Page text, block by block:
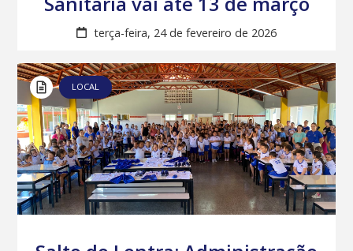
terça-feira, 24 de fevereiro de 2026
LOCAL